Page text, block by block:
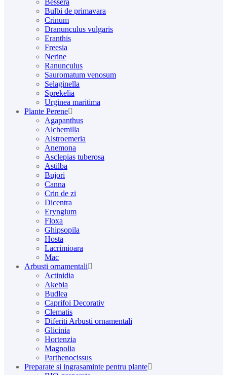
Bulbi de primavara
Crinum
Dranunculus vulgaris
Eranthis
Freesiа
Nerine
Ranunculus
Sauromatum venosum
Selaginella
Sprekelia
Urginea maritima
Plante Perene
Agapanthus
Alchemilla
Alstroemeria
Anemona
Asclepias tuberosa
Astilba
Bujori
Canna
Crin de zi
Dicentra
Eryngium
Floxa
Ghipsopila
Hosta
Lacrimioara
Mac
Arbusti ornamentali
Actinidia
Akebia
Budlea
Caprifoi Decorativ
Clematis
Diferiti Arbusti ornamentali
Glicinia
Hortenzia
Magnolia
Parthenocissus
Preparate si ingrasaminte pentru plante